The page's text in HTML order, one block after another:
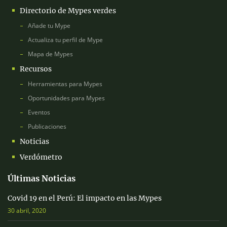
Directorio de Mypes verdes
Añade tu Mype
Actualiza tu perfil de Mype
Mapa de Mypes
Recursos
Herramientas para Mypes
Oportunidades para Mypes
Eventos
Publicaciones
Noticias
Verdómetro
Últimas Noticias
Covid 19 en el Perú: El impacto en las Mypes
30 abril, 2020